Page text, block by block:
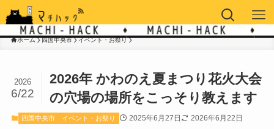
ホーム 四国中央市 イベント・お祭り
2026年 かわのえ夏まつり花火大会
の穴場の場所をこっそり教えます
2026
6/22
四国中央市 イベント・お祭り 2025年6月27日 2026年6月22日